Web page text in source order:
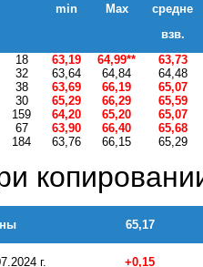
min
Max
средне
взв.
18 63,19 64,99**
63,73
32 63,64 64,84
64,48
38 63,69 66,19
65,07
30 65,29 66,29
65,59
159 64,20 65,20
65,07
67 63,90 66,40
65,68
184 63,76 66,15 65,29
65,17
г. +0,15